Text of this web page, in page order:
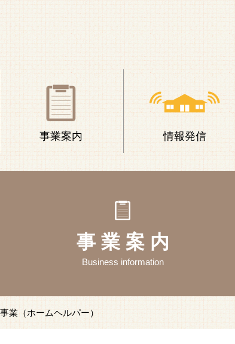
事業案内 情報発信
事 業 案 内
Business information
業（ホームヘルパー）